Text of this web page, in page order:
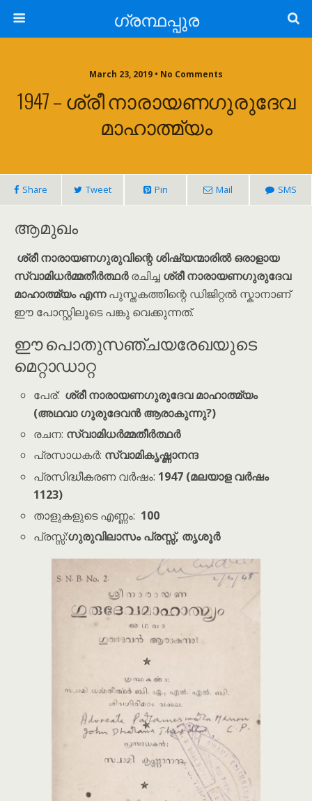
ഗ്രന്ഥപ്പുര
March 23, 2019 • No Comments
1947 – ശ്രീ നാരായണഗുരുദേവ
മാഹാത്മ്യം
Share Tweet Pin Mail SMS
ആമുഖം
ശ്രീ നാരായണഗുരുവിന്റെ ശിഷ്യന്മാരിൽ ഒരാളായ
സ്വാമിധർമ്മതീർത്ഥർരചിച്ച ശ്രീ നാരായണഗുരുദേവ
മാഹാത്മ്യം എന്നപുസ്തകത്തിന്റെ ഡിജിറ്റൽ സ്കാനാണ്
ഈ പോസ്റ്റിലൂടെ പങ്കു വെക്കുന്നത്.
ഈ പൊതുസഞ്ചയരേഖയുടെ
മെറ്റാഡാറ്റ
പേര്: ശ്രീ നാരായണഗുരുദേവ മാഹാത്മ്യം
(അഥവാ ഗുരുദേവൻ ആരാകുന്നു?)
രചന: സ്വാമിധർമ്മതീർത്ഥർ
പ്രസാധകർ: സ്വാമികൃഷ്ണാനന്ദ
പ്രസിദ്ധീകരണ വർഷം: 1947 (മലയാള വർഷം
1123)
താളുകളുടെ എണ്ണം: 100
പ്രസ്സ്:ഗുരുവിലാസം പ്രസ്സ്, തൃശൂർ